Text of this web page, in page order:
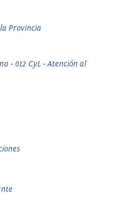
Provincia
- 012 CyL - Atención al